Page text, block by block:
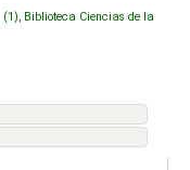
] (1), Biblioteca Ciencias de la